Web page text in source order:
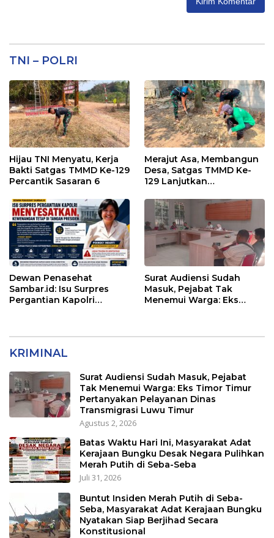
TNI – POLRI
Hijau TNI Menyatu, Kerja
Bakti Satgas TMMD Ke-129
Percantik Sasaran 6
Merajut Asa, Membangun
Desa, Satgas TMMD Ke-
129 Lanjutkan
Dewan Penasehat
Sambar.id: Isu Surpres
Pergantian Kapolri
Surat Audiensi Sudah
Masuk, Pejabat Tak
Menemui Warga: Eks
KRIMINAL
Surat Audiensi Sudah Masuk, Pejabat
Tak Menemui Warga: Eks Timor Timur
Pertanyakan Pelayanan Dinas
Transmigrasi Luwu Timur
Agustus 2, 2026
Batas Waktu Hari Ini, Masyarakat Adat
Kerajaan Bungku Desak Negara Pulihkan
Merah Putih di Seba-Seba
Juli 31, 2026
Buntut Insiden Merah Putih di Seba-
Seba, Masyarakat Adat Kerajaan Bungku
Nyatakan Siap Berjihad Secara
Konstitusional